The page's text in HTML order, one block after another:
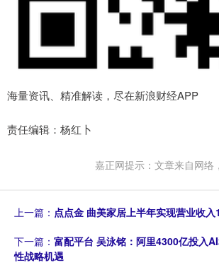
海量资讯、精准解读，尽在新浪财经APP
责任编辑：杨红卜
嘉正网提示：文章来自网络
上一篇： 点点金 曲美家居上半年实现营业收
下一篇： 富配平台 吴泳铭：阿里4300亿投入
性战略机遇